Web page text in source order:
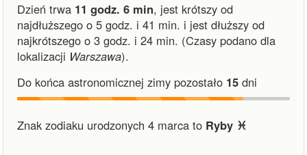
Dzień trwa 11 godz. 6 min, jest krótszy od
najdłuższego o 5 godz. i 41 min. i jest dłuższy od
najkrótszego o 3 godz. i 24 min. (Czasy podano dla
lokalizacji Warszawa).
Do końca astronomicznej zimy pozostało 15 dni
Znak zodiaku urodzonych 4 marca to Ryby ♓︎